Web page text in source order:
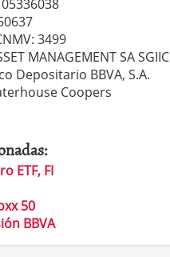
3499
MANAGEMENT SA SGIIC
Depositario BBVA, S.A.
Coopers
ETF, FI
50
BBVA